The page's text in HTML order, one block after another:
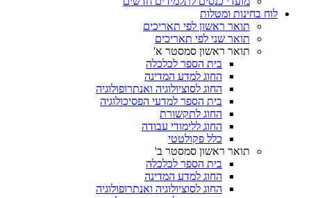
לוח בחינות ומטלות
תואר ראשון לפי תאריכים
תואר שני לפי תאריכים
תואר ראשון סמסטר א'
בית הספר לכלכלה
החוג למדע המדינה
החוג לסוציולוגיה ואנתרופולוגיה
בית הספר למדעי הפסיכולוגיה
החוג לתקשורת
החוג ללימודי עבודה
כלל פקולטטי
תואר ראשון סמסטר ב'
בית הספר לכלכלה
החוג למדע המדינה
החוג לסוציולוגיה ואנתרופולוגיה